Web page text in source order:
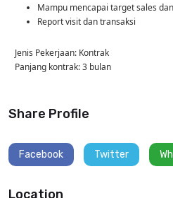
Mampu mencapai target sales
Report visit dan transaksi
Jenis Pekerjaan: Kontrak
Panjang kontrak: 3 bulan
Share Profile
Facebook Twitter
Location